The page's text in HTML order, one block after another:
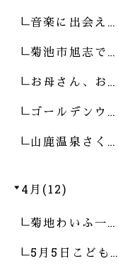
音楽に出会え…
菊池市旭志で…
お母さん、お…
ゴールデンウ…
山鹿温泉さく…
4月(12)
菊地わいふ一…
5月5日こども…